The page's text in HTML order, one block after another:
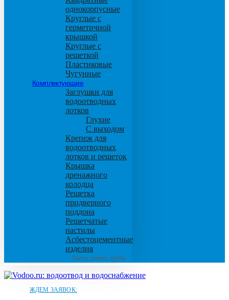
однокорпусные
Круглые с
герметичной
крышкой
Круглые с
решеткой
Пластиковые
Чугунные
Комплектующие
Заглушки для
водоотводных
лотков
Глухие
С выходом
Крепеж для
водоотводных
лотков и решеток
Крышка
дренажного
колодца
Решетка
придверного
поддона
Решетчатые
настилы
Асбестоцементные
изделия
Листы, плиты, трубы
ЖДЕМ ЗАЯВОК: